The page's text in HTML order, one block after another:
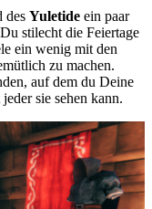
des Yuletide ein paar
stilecht die Feiertage
ein wenig mit den
zu machen.
auf dem du Deine
sie sehen kann.